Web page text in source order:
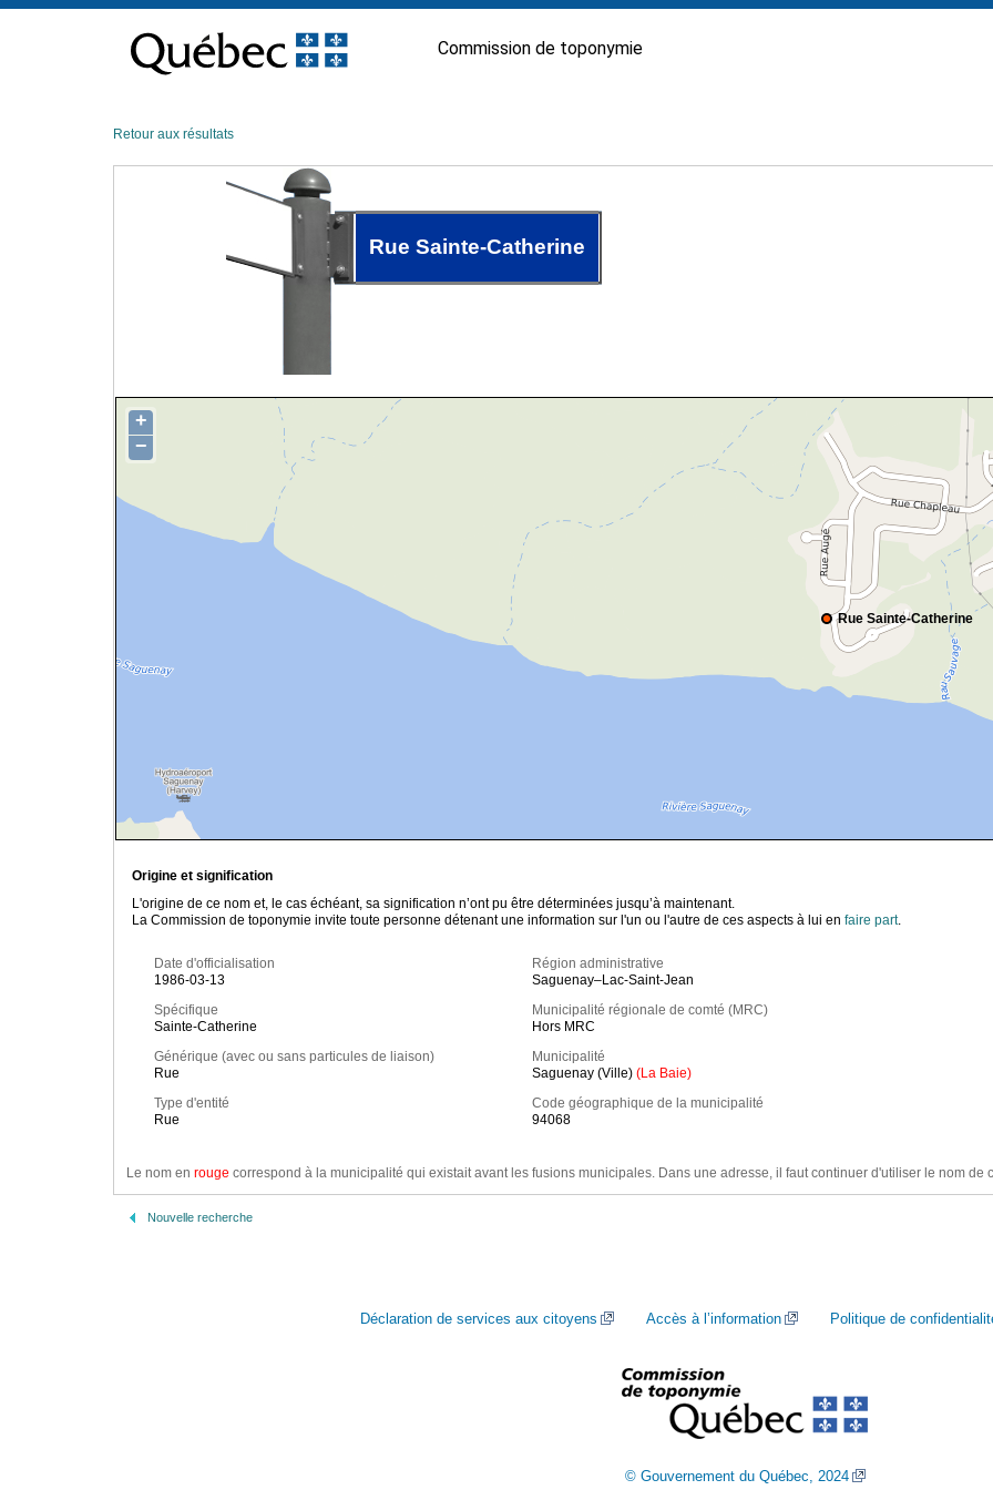
contenu
Commission de toponymie
Retour aux résultats
Rue Sainte-Catherine
Rue Sainte-Catherine
+
−
Origine et signification
L'origine de ce nom et, le cas échéant, sa signification n’ont pu être déterminées jusqu’à maintenant.
La Commission de toponymie invite toute personne détenant une information sur l'un ou l'autre de ces aspects à lui en faire part.
Date d'officialisation
1986-03-13
Spécifique
Sainte-Catherine
Générique (avec ou sans particules de liaison)
Rue
Type d'entité
Rue
Région administrative
Saguenay–Lac-Saint-Jean
Municipalité régionale de comté (MRC)
Hors MRC
Municipalité
Saguenay (Ville) (La Baie)
Code géographique de la municipalité
94068
Le nom en rouge correspond à la municipalité qui existait avant les fusions municipales. Dans une adresse, il faut continuer d'utiliser le nom de
Nouvelle recherche
Déclaration de services aux citoyens Accès à l’information Politique de
© Gouvernement du Québec, 2024